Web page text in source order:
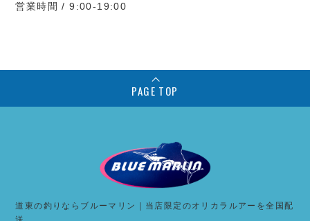
営業時間 / 9:00-19:00
PAGE TOP
道東の釣りならブルーマリン｜当店限定のオリカラルアーを全国配